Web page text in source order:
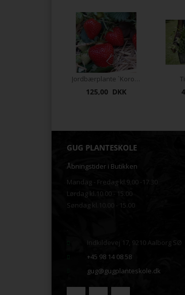
125,00 DKK
GUG PLANTESKOLE
Åbningstider i Butikken
Mandag - Fredag kl.9.00 -17.30
Lørdag kl.10.00 - 15.00
Søndag kl.10.00 - 15.00
Indkildevej 17, 9210 Aalborg SØ
+45 98 14 08 58
gug@gugplanteskole.dk